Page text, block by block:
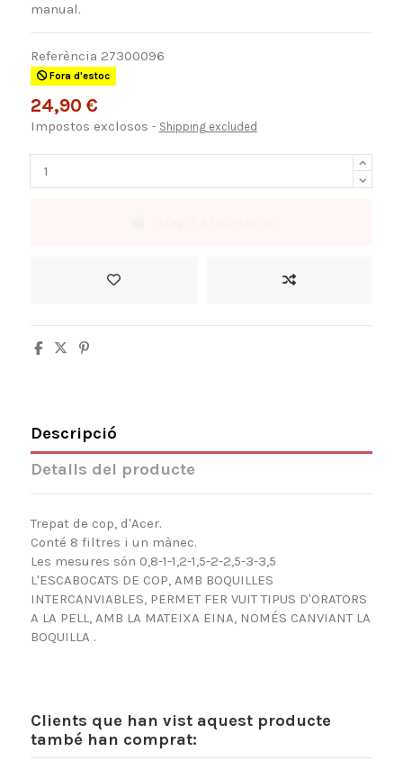
manual.
Referència 27300096
Fora d'estoc
24,90 €
Impostos exclosos Shipping excluded
Descripció
Detalls del producte
Trepat de cop, d'Acer.
Conté 8 filtres i un mànec.
Les mesures són 0,8-1-1,2-1,5-2-2,5-3-3,5
L'ESCABOCATS DE COP, AMB BOQUILLES
INTERCANVIABLES, PERMET FER VUIT TIPUS D'ORATORS
A LA PELL, AMB LA MATEIXA EINA, NOMÉS CANVIANT LA
BOQUILLA .
Clients que han vist aquest producte
també han comprat: